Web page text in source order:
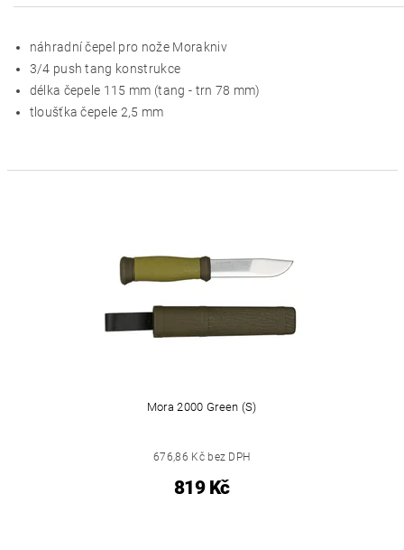
náhradní čepel pro nože Morakniv
3/4 push tang konstrukce
délka čepele 115 mm (tang - trn 78 mm)
tloušťka čepele 2,5 mm
Mora 2000 Green (S)
676,86 Kč bez DPH
819 Kč